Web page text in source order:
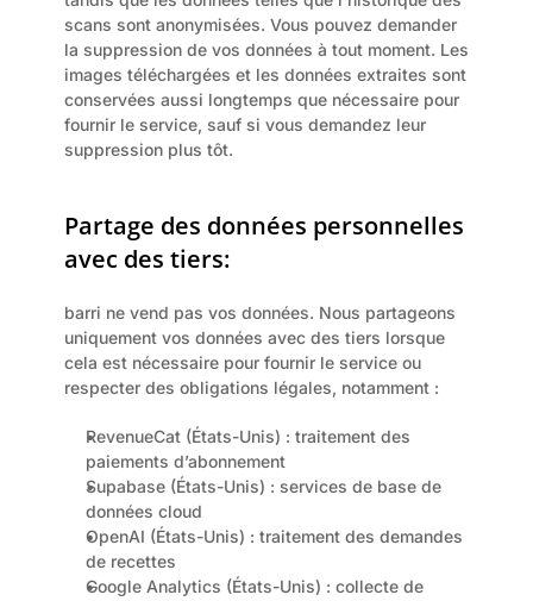
scans sont anonymisées. Vous pouvez demander
la suppression de vos données à tout moment. Les
images téléchargées et les données extraites sont
conservées aussi longtemps que nécessaire pour
fournir le service, sauf si vous demandez leur
suppression plus tôt.
Partage des données personnelles
avec des tiers:
barri ne vend pas vos données. Nous partageons
uniquement vos données avec des tiers lorsque
cela est nécessaire pour fournir le service ou
respecter des obligations légales, notamment :
RevenueCat (États-Unis) : traitement des
paiements d’abonnement
Supabase (États-Unis) : services de base de
données cloud
OpenAI (États-Unis) : traitement des demandes
de recettes
Google Analytics (États-Unis) : collecte de